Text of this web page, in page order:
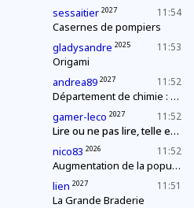
11:54
sessaitier 2027
Casernes de pompiers
11:53
gladysandre 2025
Origami
11:52
andrea89 2027
Département de chimie : mélange explosif
11:52
gamer-leco 2027
Lire ou ne pas lire, telle est (à nouveau) la question
11:52
nico83 2026
Augmentation de la population
11:51
lien 2027
La Grande Braderie